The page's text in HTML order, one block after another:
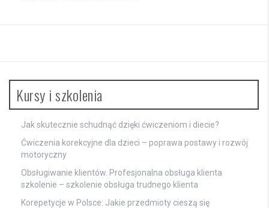
Kursy i szkolenia
Jak skutecznie schudnąć dzięki ćwiczeniom i diecie?
Ćwiczenia korekcyjne dla dzieci – poprawa postawy i rozwój
motoryczny
Obsługiwanie klientów. Profesjonalna obsługa klienta
szkolenie – szkolenie obsługa trudnego klienta
Korepetycje w Polsce: Jakie przedmioty cieszą się